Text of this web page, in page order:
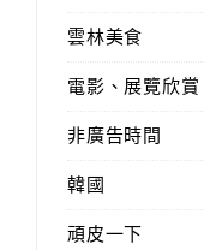
雲林美食
電影、展覽欣賞
非廣告時間
韓國
頑皮一下